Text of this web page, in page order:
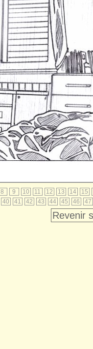
8 9 10 11 12 13 14
15
40 41 42 43 44 45 46 47
Revenir